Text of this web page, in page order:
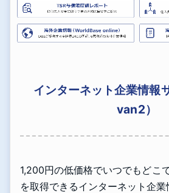
インターネット企業情報
van2）
1,200円の低価格でいつでもどこ
を取得できるインターネット企